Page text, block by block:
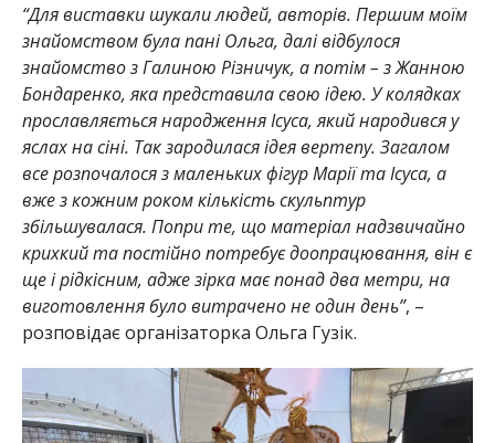
“Для виставки шукали людей, авторів. Першим моїм
знайомством була пані Ольга, далі відбулося
знайомство з Галиною Різничук, а потім – з Жанною
Бондаренко, яка представила свою ідею. У колядках
прославляється народження Ісуса, який народився у
яслах на сіні. Так зародилася ідея вертепу. Загалом
все розпочалося з маленьких фігур Марії та Ісуса, а
вже з кожним роком кількість скульптур
збільшувалася. Попри те, що матеріал надзвичайно
крихкий та постійно потребує доопрацювання, він є
ще і рідкісним, адже зірка має понад два метри, на
виготовлення було витрачено не один день”, –
розповідає організаторка Ольга Гузік.